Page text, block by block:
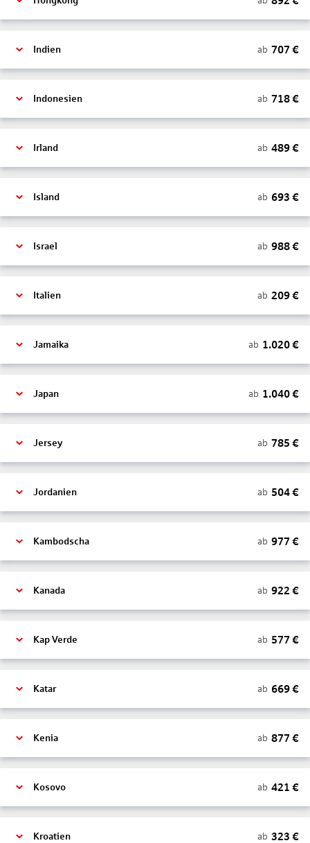
Indien ab 707 €
Indonesien ab 718€
Irland ab 489€
Island ab 693 €
Israel ab 988€
Italien ab 209€
Jamaika ab 1.020€
Japan ab 1.040€
Jersey ab 785 €
Jordanien ab 504€
Kambodscha ab 977 €
Kanada ab 922 €
Kap Verde ab 577 €
Katar ab 669€
Kenia ab 877 €
Kosovo ab 421 €
Kroatien ab 323 €